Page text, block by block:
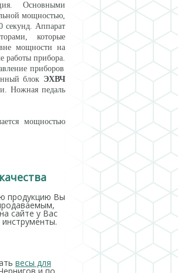
Основными
мощностью,
секунд. Аппарат
которые
мощности на
работы прибора.
приборов
блок ЭХВЧ
Ножная педаль
мощностью
продукцию Вы
сайте у Вас
весы для